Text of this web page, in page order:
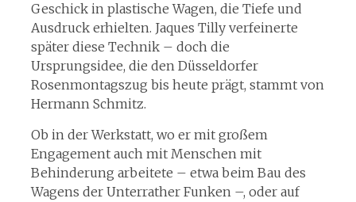
Geschick in plastische Wagen, die Tiefe und
Ausdruck erhielten. Jaques Tilly verfeinerte
später diese Technik – doch die
Ursprungsidee, die den Düsseldorfer
Rosenmontagszug bis heute prägt, stammt von
Hermann Schmitz.
Ob in der Werkstatt, wo er mit großem
Engagement auch mit Menschen mit
Behinderung arbeitete – etwa beim Bau des
Wagens der Unterrather Funken –, oder auf